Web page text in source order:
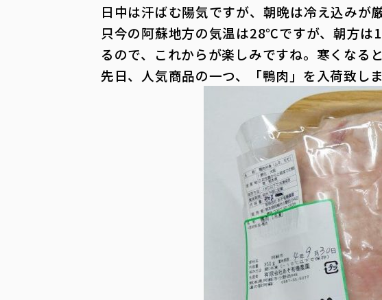
日中は汗ばむ陽気ですが、朝晩は冷え込みが
只今の阿蘇地方の気温は28℃ですが、朝方
るので、これからが楽しみですね。寒くなる
先日、人気商品の一つ、「鴨肉」を入荷致し